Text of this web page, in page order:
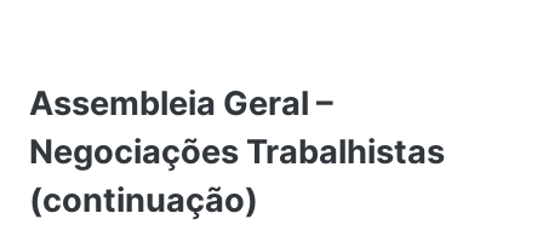
Assembleia Geral –
Negociações Trabalhistas
(continuação)